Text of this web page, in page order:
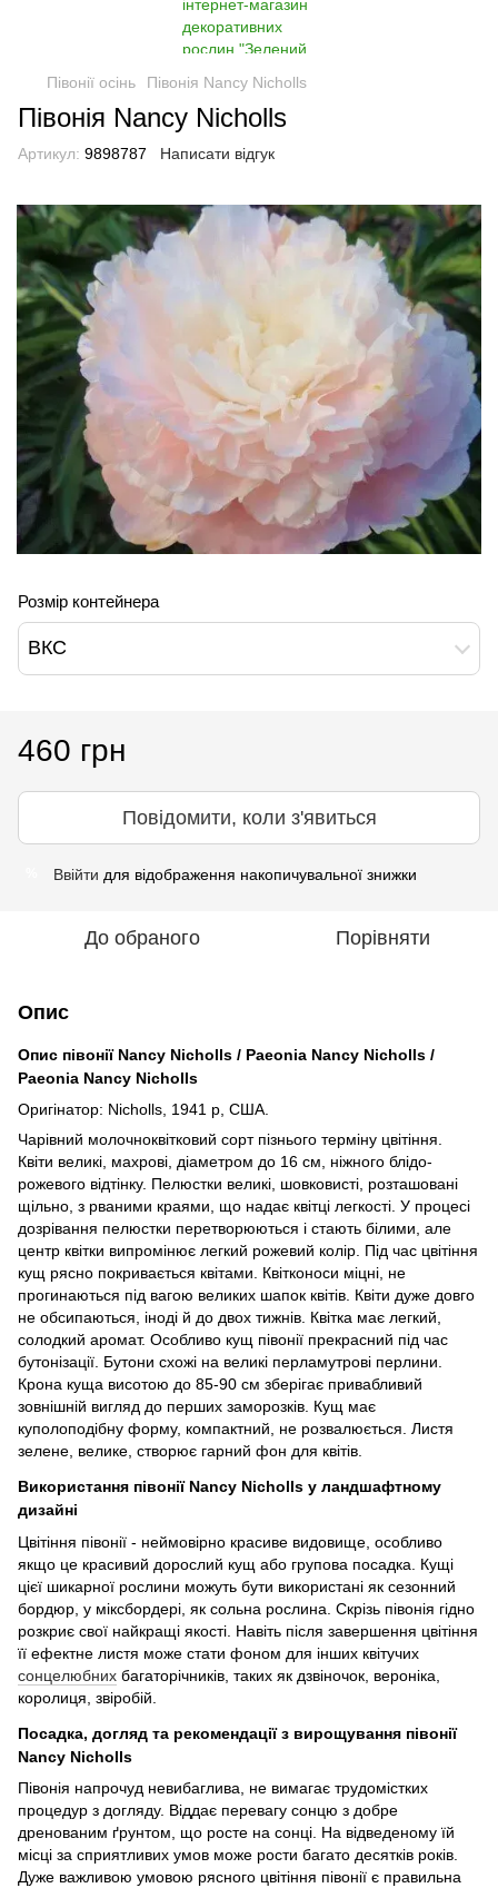
Півонії осінь Півонія Nancy Nicholls
Півонія Nancy Nicholls
Артикул: 9898787 Написати відгук
Розмір контейнера
ВКС
460 грн
Повідомити, коли з'явиться
Ввійти для відображення накопичувальної знижки
До обраного Порівняти
Опис
Опис півонії Nancy Nicholls / Paeonia Nancy Nicholls /
Paeonia Nancy Nicholls
Оригінатор: Nicholls, 1941 р, США.
Чарівний молочноквітковий сорт пізнього терміну цвітіння.
Квіти великі, махрові, діаметром до 16 см, ніжного блідо-
рожевого відтінку. Пелюстки великі, шовковисті, розташовані
щільно, з рваними краями, що надає квітці легкості. У процесі
дозрівання пелюстки перетворюються і стають білими, але
центр квітки випромінює легкий рожевий колір. Під час цвітіння
кущ рясно покривається квітами. Квітконоси міцні, не
прогинаються під вагою великих шапок квітів. Квіти дуже довго
не обсипаються, іноді й до двох тижнів. Квітка має легкий,
солодкий аромат. Особливо кущ півонії прекрасний під час
бутонізації. Бутони схожі на великі перламутрові перлини.
Крона куща висотою до 85-90 см зберігає привабливий
зовнішній вигляд до перших заморозків. Кущ має
куполоподібну форму, компактний, не розвалюється. Листя
зелене, велике, створює гарний фон для квітів.
Використання півонії Nancy Nicholls у ландшафтному
дизайні
Цвітіння півонії - неймовірно красиве видовище, особливо
якщо це красивий дорослий кущ або групова посадка. Кущі
цієї шикарної рослини можуть бути використані як сезонний
бордюр, у міксбордері, як сольна рослина. Скрізь півонія гідно
розкриє свої найкращі якості. Навіть після завершення цвітіння
її ефектне листя може стати фоном для інших квітучих
сонцелюбних багаторічників, таких як дзвіночок, вероніка,
королиця, звіробій.
Посадка, догляд та рекомендації з вирощування півонії
Nancy Nicholls
Півонія напрочуд невибаглива, не вимагає трудомістких
процедур з догляду. Віддає перевагу сонцю з добре
дренованим ґрунтом, що росте на сонці. На відведеному їй
місці за сприятливих умов може рости багато десятків років.
Дуже важливою умовою рясного цвітіння півонії є правильна